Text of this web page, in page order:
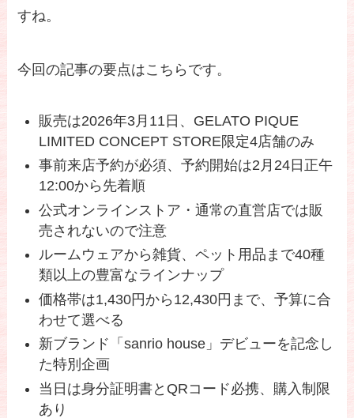
すね。
今回の記事の要点はこちらです。
販売は2026年3月11日、GELATO PIQUE
LIMITED CONCEPT STORE限定4店舗のみ
事前来店予約が必須、予約開始は2月24日正午
12:00から先着順
公式オンラインストア・通常の直営店では販
売されないので注意
ルームウェアから雑貨、ペット用品まで40種
類以上の豊富なラインナップ
価格帯は1,430円から12,430円まで、予算に合
わせて選べる
新ブランド「sanrio house」デビューを記念し
た特別企画
当日は身分証明書とQRコード必携、購入制限
あり